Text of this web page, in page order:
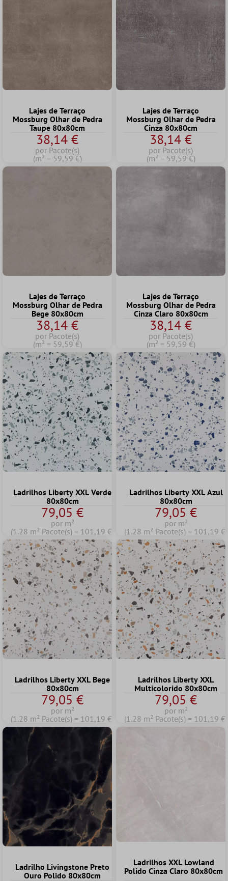
Lajes de Terraço
Mossburg Olhar de Pedra
Taupe 80x80cm
38,14 €
por Pacote(s)
(m² = 59,59 €)
Lajes de Terraço
Mossburg Olhar de Pedra
Cinza 80x80cm
38,14 €
por Pacote(s)
(m² = 59,59 €)
Lajes de Terraço
Mossburg Olhar de Pedra
Bege 80x80cm
38,14 €
por Pacote(s)
(m² = 59,59 €)
Lajes de Terraço
Mossburg Olhar de Pedra
Cinza Claro 80x80cm
38,14 €
por Pacote(s)
(m² = 59,59 €)
Ladrilhos Liberty XXL Verde
80x80cm
79,05 €
por m²
(1.28 m² Pacote(s) = 101,19 €)
Ladrilhos Liberty XXL Azul
80x80cm
79,05 €
por m²
(1.28 m² Pacote(s) = 101,19 €)
Ladrilhos Liberty XXL Bege
80x80cm
79,05 €
por m²
(1.28 m² Pacote(s) = 101,19 €)
Ladrilhos Liberty XXL
Multicolorido 80x80cm
79,05 €
por m²
(1.28 m² Pacote(s) = 101,19 €)
Ladrilho Livingstone Preto
Ouro Polido 80x80cm
Ladrilhos XXL Lowland
Polido Cinza Claro 80x80cm